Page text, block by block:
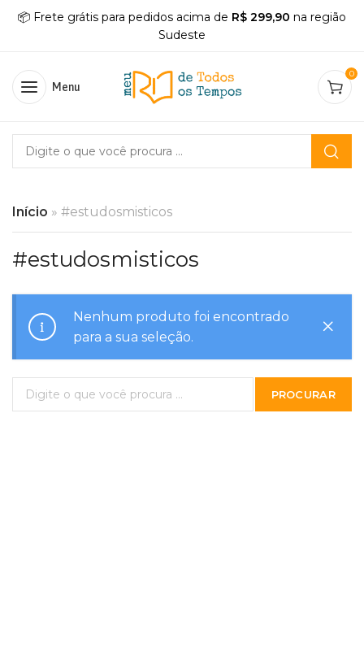
📦 Frete grátis para pedidos acima de R$ 299,90 na região
Sudeste
Menu
0
Início » #estudosmisticos
#estudosmisticos
Nenhum produto foi encontrado
para a sua seleção.
PROCURAR